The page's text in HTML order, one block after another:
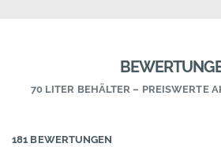
70 LITER BEHÄLTER – PREISWERTE
181 BEWERTUNGEN